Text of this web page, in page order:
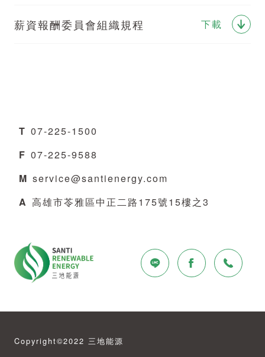
薪資報酬委員會組織規程 下載
T 07-225-1500
F 07-225-9588
M service@santienergy.com
A 高雄市苓雅區中正二路175號15樓之3
Copyright©2022 三地能源